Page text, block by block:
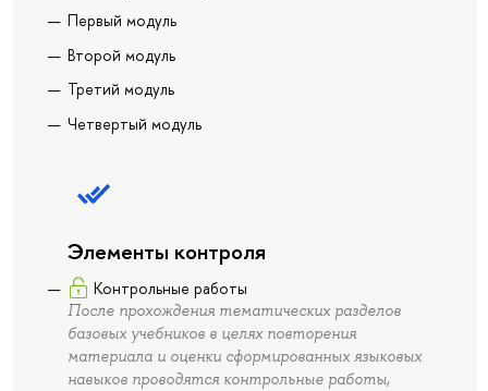
Первый модуль
Второй модуль
Третий модуль
Четвертый модуль
Элементы контроля
Контрольные работы
После прохождения тематических разделов
базовых учебников в целях повторения
материала и оценки сформированных языковых
навыков проводятся контрольные работы,